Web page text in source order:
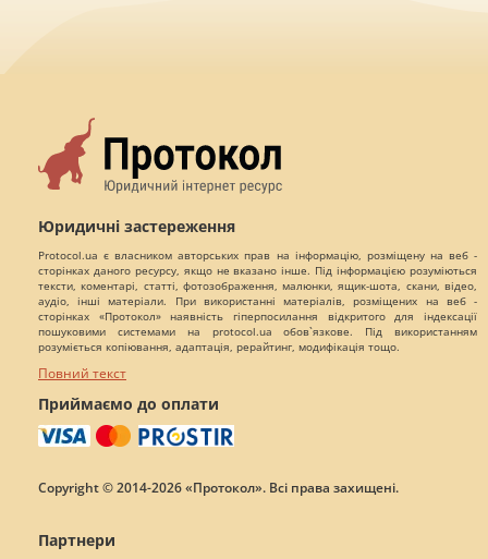
Юридичні застереження
Protocol.ua є власником авторських прав на інформацію, розміщену на веб -
сторінках даного ресурсу, якщо не вказано інше. Під інформацією розуміються
тексти, коментарі, статті, фотозображення, малюнки, ящик-шота, скани, відео,
аудіо, інші матеріали. При використанні матеріалів, розміщених на веб -
сторінках «Протокол» наявність гіперпосилання відкритого для індексації
пошуковими системами на protocol.ua обов`язкове. Під використанням
розуміється копіювання, адаптація, рерайтинг, модифікація тощо.
Повний текст
Приймаємо до оплати
Copyright © 2014-2026 «Протокол». Всі права захищені.
Партнери